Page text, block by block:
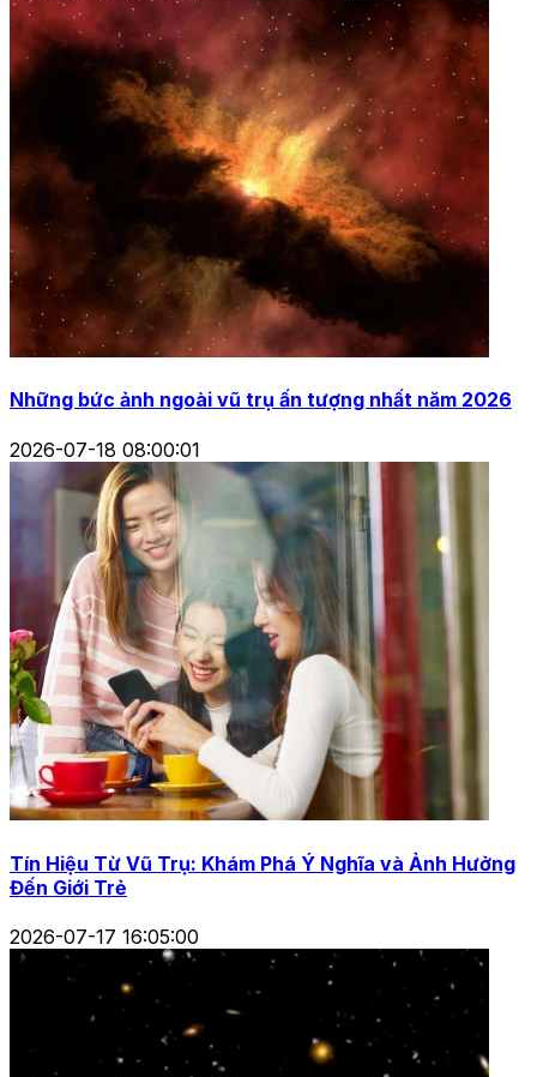
Những bức ảnh ngoài vũ trụ ấn tượng nhất năm 2026
2026-07-18 08:00:01
Tín Hiệu Từ Vũ Trụ: Khám Phá Ý Nghĩa và Ảnh Hưởng
Đến Giới Trẻ
2026-07-17 16:05:00